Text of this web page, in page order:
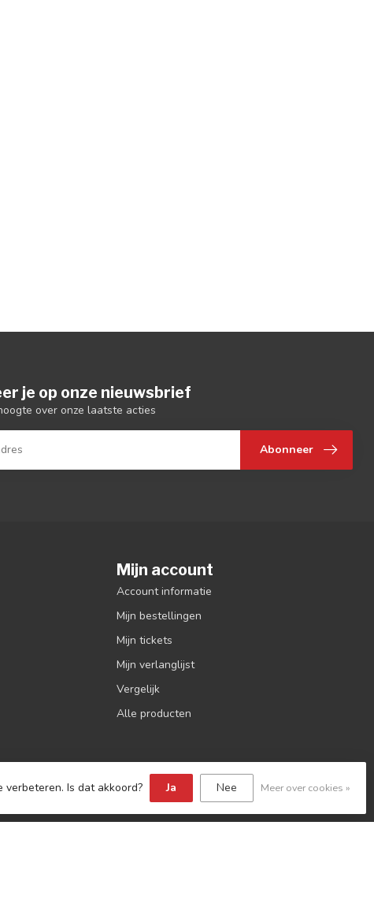
je op onze nieuwsbrief
over onze laatste acties
Abonneer
Mijn account
Account informatie
Mijn bestellingen
Mijn tickets
Mijn verlanglijst
Vergelijk
Alle producten
Is dat akkoord? Ja Nee Meer over cookies »